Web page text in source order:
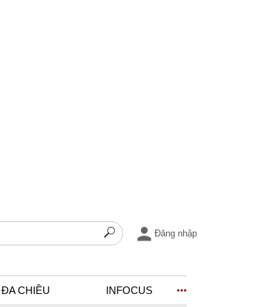
Đăng nhập
ĐA CHIỀU INFOCUS